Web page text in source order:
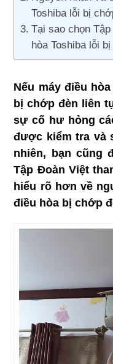
Toshiba lỗi bị
Tại sao chọn
hòa Toshiba lỗi
Nếu máy điều
bị chớp đèn liên
sự cố hư hỏng
được kiểm tra và
nhiên, bạn cũng
Tập Đoàn Việt
hiểu rõ hơn về
điều hòa bị chớp